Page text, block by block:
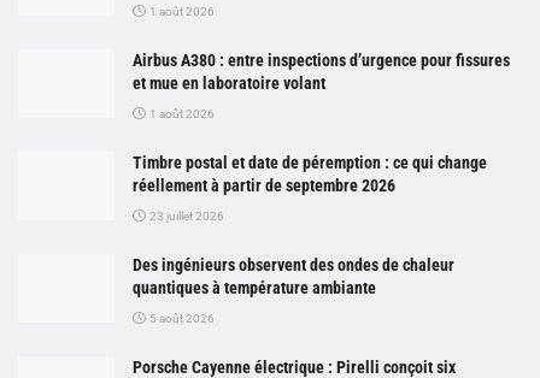
1 août 2026
Airbus A380 : entre inspections d’urgence pour fissures
et mue en laboratoire volant
1 août 2026
Timbre postal et date de péremption : ce qui change
réellement à partir de septembre 2026
23 juillet 2026
Des ingénieurs observent des ondes de chaleur
quantiques à température ambiante
5 août 2026
Porsche Cayenne électrique : Pirelli conçoit six